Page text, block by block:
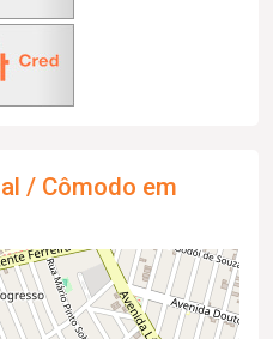
/ Cômodo em